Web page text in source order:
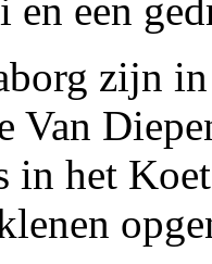
en een
zijn
Van
in het